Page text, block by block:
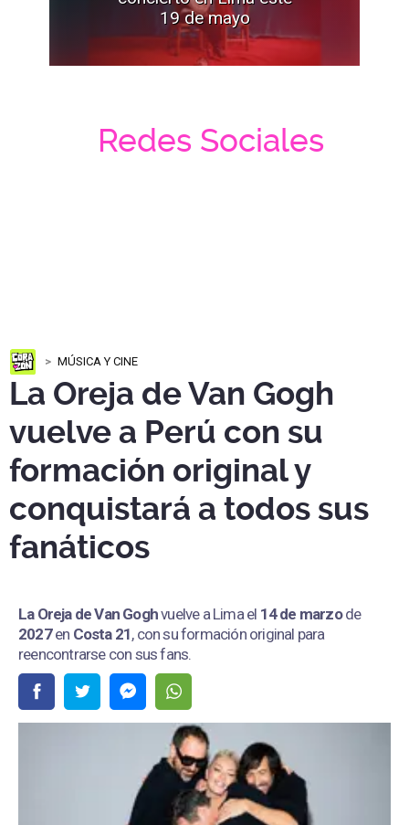
19 de mayo
Redes Sociales
MÚSICA Y CINE
La Oreja de Van Gogh
vuelve a Perú con su
formación original y
conquistará a todos sus
fanáticos
La Oreja de Van Goghvuelve a Lima el 14 de marzode
2027en Costa 21, con su formación original para
reencontrarse con sus fans.